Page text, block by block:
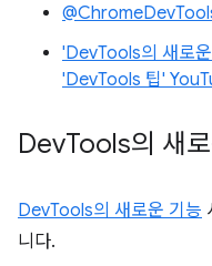
'DevTools의 새로
'DevTools 팁'
DevTools의 새
DevTools의 새로운 기능
니다.